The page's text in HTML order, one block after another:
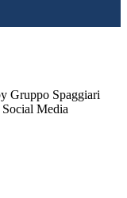
Gruppo Spaggiari
Media